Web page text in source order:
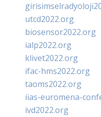
utcd2022.org
biosensor2022.org
ialp2022.org
klivet2022.org
ifac-hms2022.org
taoms2022.org
iias-euromena-
ivd2022.org